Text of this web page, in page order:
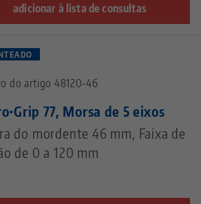
adicionar à lista de consultas
do artigo 48120-46
77, Morsa de 5 eixos
do mordente 46 mm, Faixa de
de 0 a 120 mm